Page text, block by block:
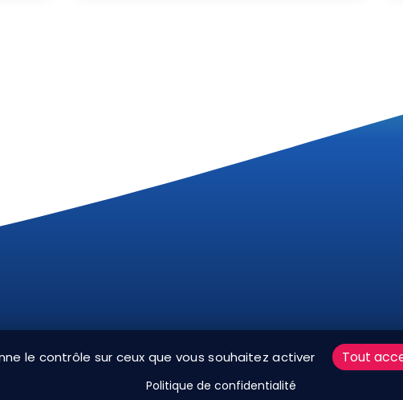
CHARTE RÉSEAUX SOCIAUX MENTIONS LÉGALES
PLAN
MES COOKIES
le contrôle sur ceux que vous souhaitez activer Tout
Politique de confidentialité